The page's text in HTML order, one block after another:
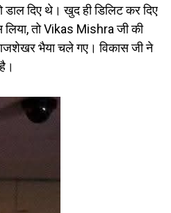
दिए थे। खुद ही डिलिट कर दिए
तो Vikas Mishra जी की
भैया चले गए। विकास जी ने